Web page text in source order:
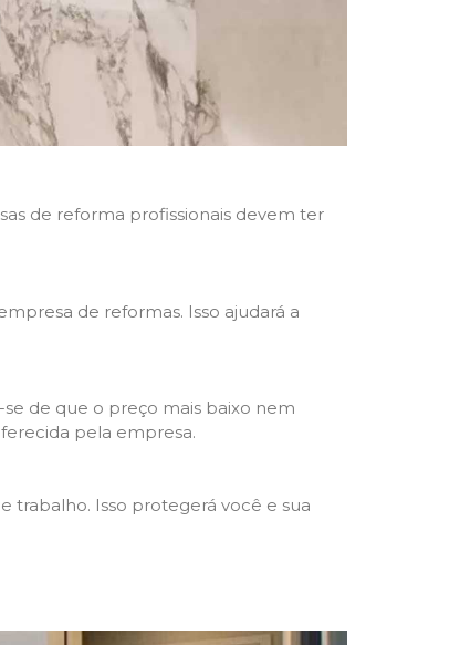
de reforma profissionais devem ter
de reformas. Isso ajudará a
de que o preço mais baixo nem
pela empresa.
trabalho. Isso protegerá você e sua